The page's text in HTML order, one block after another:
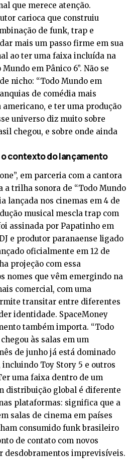
que merece atenção.
carioca que construiu
de funk, trap e
mais um passo firme em sua
ao ter uma faixa incluída na
em Pânico 6”. Não se
nicho: “Todo Mundo em
de comédia mais
e ter uma produção
universo diz muito sobre
chegou, e sobre onde ainda
o contexto do lançamento
em parceria com a cantora
a trilha sonora de “Todo Mundo
lançada nos cinemas em 4 de
musical mescla trap com
assinada por Papatinho em
e produtor paranaense ligado
oficialmente em 12 de
projeção com essa
nomes que vêm emergindo na
comercial, com uma
transitar entre diferentes
identidade. SpaceMoney
também importa. “Todo
às salas em um
de junho já está dominado
Toy Story 5 e outros
uma faixa dentro de um
distribuição global é diferente
plataformas: significa que a
salas de cinema em países
consumido funk brasileiro
de contato com novos
desdobramentos imprevisíveis.